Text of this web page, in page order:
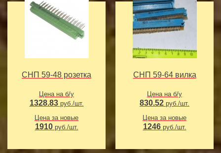
СНП 59-48 розетка
Цена на б/у
1328.83 руб./шт.
Цена за новые
1910 руб./шт.
СНП 59-64 вилка
Цена на б/у
830.52 руб./шт.
Цена за новые
1246 руб./шт.